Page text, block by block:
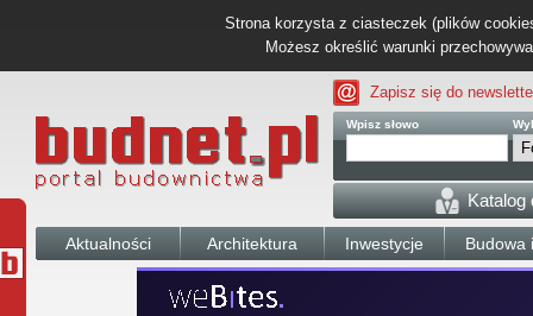
Strona korzysta z ciasteczek (plików
Możesz określić warunki
Zapisz się do
Wpisz słowo
Katalog
Aktualności Architektura Inwestycje Budowa